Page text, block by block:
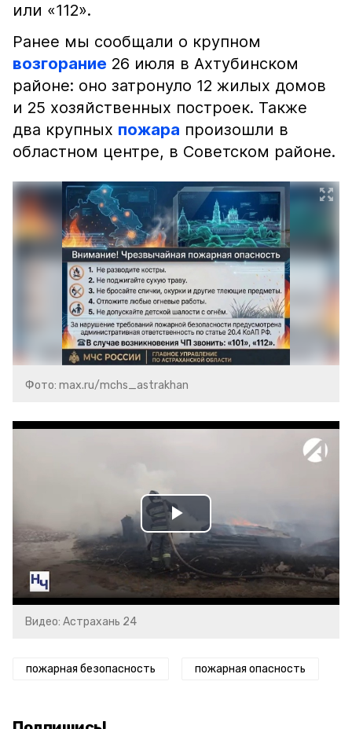
или «112».
Ранее мы сообщали о крупном
возгорание 26 июля в Ахтубинском
районе: оно затронуло 12 жилых домов
и 25 хозяйственных построек. Также
два крупных пожара произошли в
областном центре, в Советском районе.
Фото: max.ru/mchs_astrakhan
Play
Video
Видео: Астрахань 24
пожарная безопасность пожарная опасность